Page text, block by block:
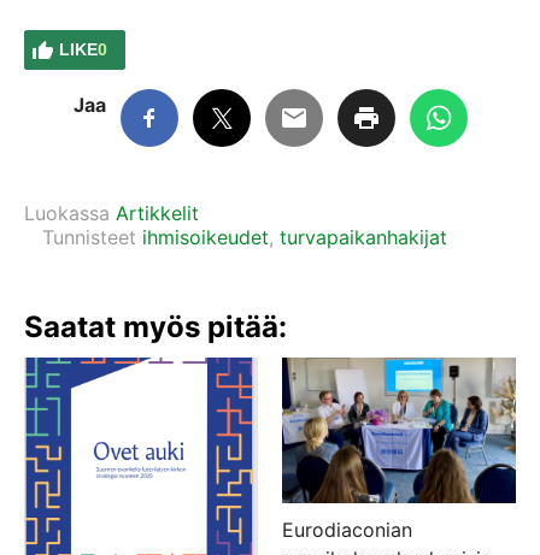
LIKE0
Jaa
Luokassa Artikkelit
Tunnisteet ihmisoikeudet, turvapaikanhakijat
Saatat myös pitää:
Eurodiaconian